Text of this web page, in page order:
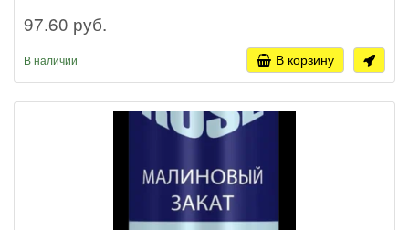
97.60 руб.
В наличии В корзину